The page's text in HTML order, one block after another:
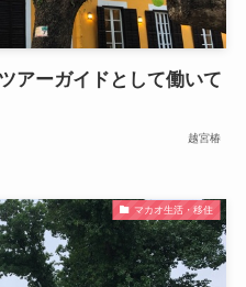
アーガイドとして働いて
越宮椿
マカオ生活・移住